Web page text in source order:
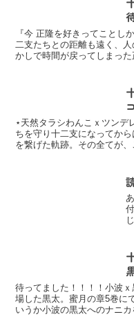
『今 正隆を好きってことし
二支たちとの距離も遠く、
かしで時間が戻ってしまっ
⋆天然タラシわんこｘツンデ
ちを守り十二支になってか
を繋げた軌跡。その全てが
隣に居るから平気だよ』/
待ってました！！！！小波
場した黒太。蜜月の章5巻に
いうか小波の黒太へのナニ